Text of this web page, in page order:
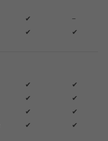
✔
✔
−
✔
✔
✔
✔
✔
✔
✔
✔
✔